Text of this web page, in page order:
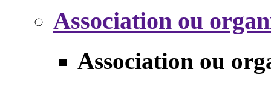
Association ou
Association ou